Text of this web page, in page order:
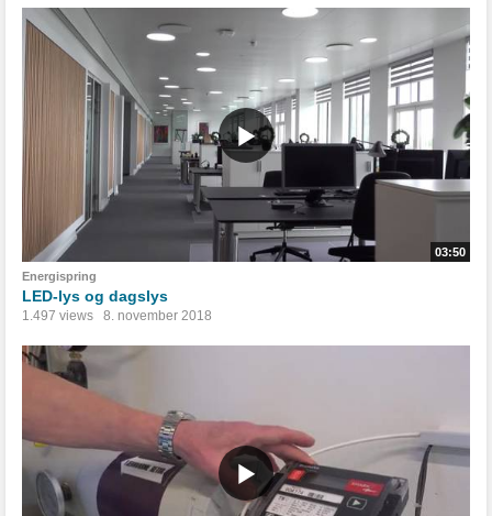
03:50
Energispring
LED-lys og dagslys
1.497 views 8. november 2018